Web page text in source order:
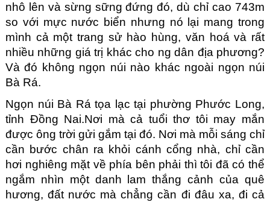
nhô lên và sừng sững đứng đó, dù chỉ cao 743m
so với mực nước biển nhưng nó lại mang trong
mình cả một trang sử hào hùng, văn hoá và rất
nhiều những giá trị khác cho ng dân địa phương?
Và đó không ngọn núi nào khác ngoài ngọn núi
Bà Rá.
Ngọn núi Bà Rá tọa lạc tại phường Phước Long,
tỉnh Đồng Nai.Nơi mà cả tuổi thơ tôi may mắn
được ông trời gửi gắm tại đó. Nơi mà mỗi sáng chỉ
cần bước chân ra khỏi cánh cổng nhà, chỉ cần
hơi nghiêng mặt về phía bên phải thì tôi đã có thể
ngắm nhìn một danh lam thắng cảnh của quê
hương, đất nước mà chẳng cần đi đâu xa, đi cả